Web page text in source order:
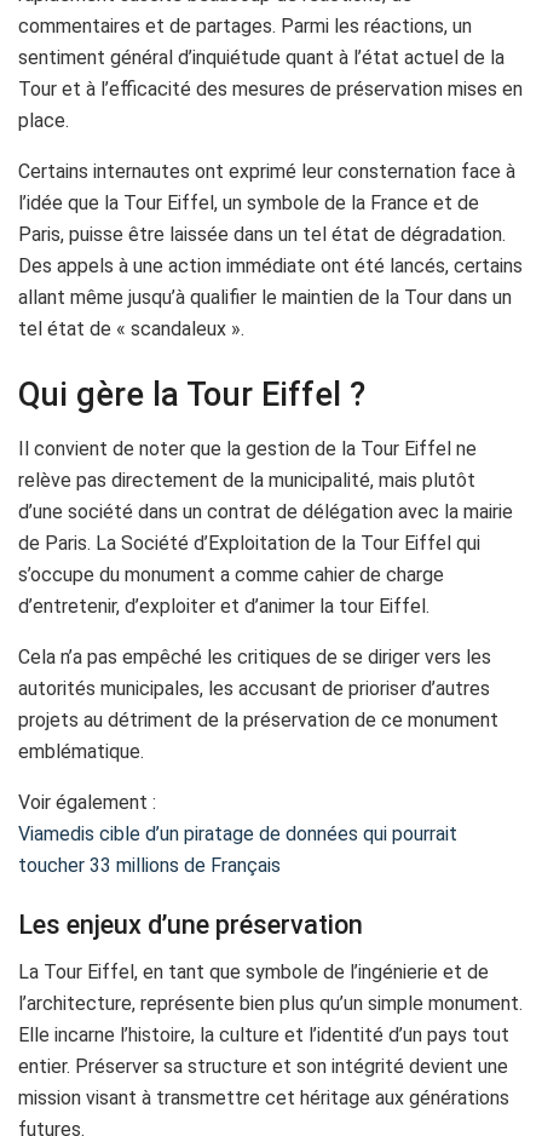
commentaires et de partages. Parmi les réactions, un
sentiment général d’inquiétude quant à l’état actuel de la
Tour et à l’efficacité des mesures de préservation mises en
place.
Certains internautes ont exprimé leur consternation face à
l’idée que la Tour Eiffel, un symbole de la France et de
Paris, puisse être laissée dans un tel état de dégradation.
Des appels à une action immédiate ont été lancés, certains
allant même jusqu’à qualifier le maintien de la Tour dans un
tel état de « scandaleux ».
Qui gère la Tour Eiffel ?
Il convient de noter que la gestion de la Tour Eiffel ne
relève pas directement de la municipalité, mais plutôt
d’une société dans un contrat de délégation avec la mairie
de Paris. La Société d’Exploitation de la Tour Eiffel qui
s’occupe du monument a comme cahier de charge
d’entretenir, d’exploiter et d’animer la tour Eiffel.
Cela n’a pas empêché les critiques de se diriger vers les
autorités municipales, les accusant de prioriser d’autres
projets au détriment de la préservation de ce monument
emblématique.
Voir également :
Viamedis cible d’un piratage de données qui pourrait
toucher 33 millions de Français
Les enjeux d’une préservation
La Tour Eiffel, en tant que symbole de l’ingénierie et de
l’architecture, représente bien plus qu’un simple monument.
Elle incarne l’histoire, la culture et l’identité d’un pays tout
entier. Préserver sa structure et son intégrité devient une
mission visant à transmettre cet héritage aux générations
futures.